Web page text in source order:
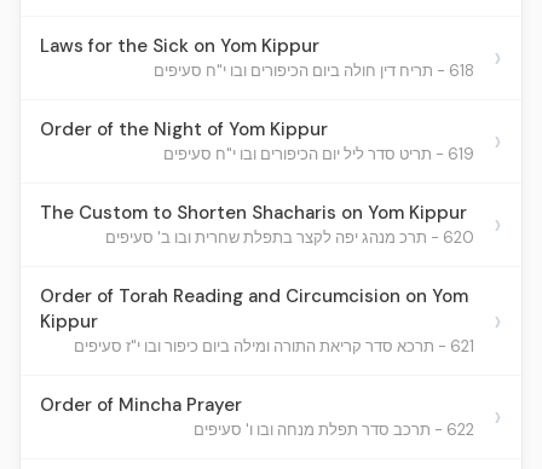
Laws for the Sick on Yom Kippur
618 - תריח דין חולה ביום הכיפורים ובו י"ח סעיפים ›
Order of the Night of Yom Kippur
619 - תריט סדר ליל יום הכיפורים ובו י"ח סעיפים ›
The Custom to Shorten Shacharis on Yom Kippur
620 - תרכ מנהג יפה לקצר בתפלת שחרית ובו ב' סעיפים ›
Order of Torah Reading and Circumcision on Yom
Kippur
621 - תרכא סדר קריאת התורה ומילה ביום כיפור ובו י"ז סעיפים
›
Order of Mincha Prayer
622 - תרכב סדר תפלת מנחה ובו ו' סעיפים ›